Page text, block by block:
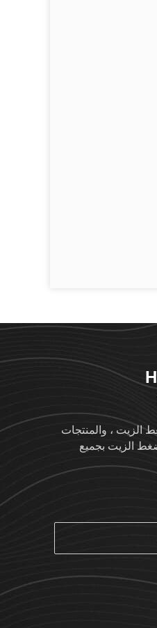
الزيت ، والمنتجات
الزيت بجميع